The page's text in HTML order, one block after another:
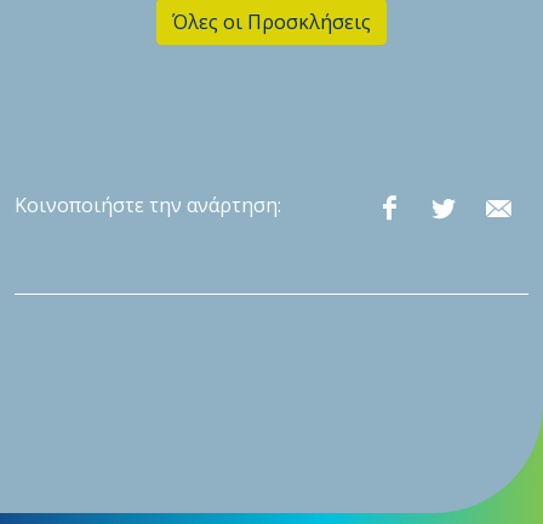
Όλες οι Προσκλήσεις
Κοινοποιήστε την ανάρτηση: